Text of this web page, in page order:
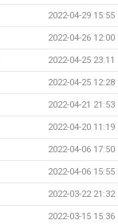
2022-04-29 15:55
2022-04-26 12:00
2022-04-25 23:11
2022-04-25 12:28
2022-04-21 21:53
2022-04-20 11:19
2022-04-06 17:50
2022-04-06 15:55
2022-03-22 21:32
2022-03-15 15:36